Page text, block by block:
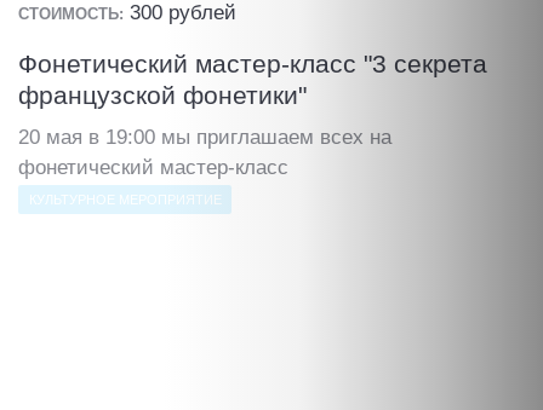
СТОИМОСТЬ: 300 рублей
Фонетический мастер-класс "3 секрета
французской фонетики"
20 мая в 19:00 мы приглашаем всех на
фонетический мастер-класс
КУЛЬТУРНОЕ МЕРОПРИЯТИЕ